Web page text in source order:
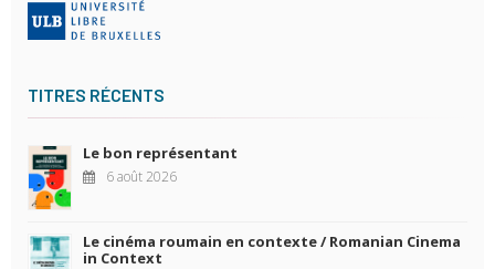
TITRES RÉCENTS
Le bon représentant
6 août 2026
Le cinéma roumain en contexte / Romanian Cinema
in Context